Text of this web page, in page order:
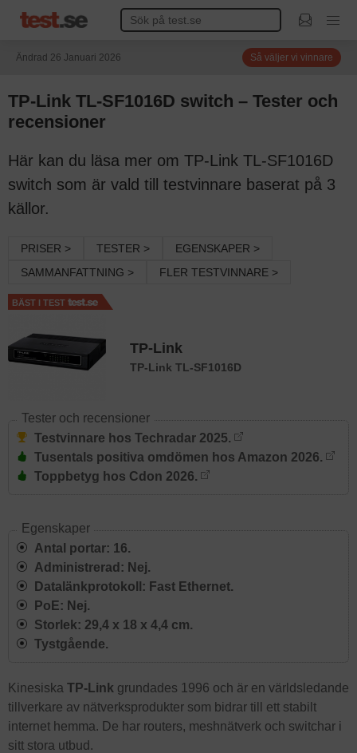
Ändrad 26 Januari 2026 Så väljer vi vinnare
TP-Link TL-SF1016D switch – Tester och
recensioner
Här kan du läsa mer om TP-Link TL-SF1016D
switch som är vald till testvinnare baserat på 3
källor.
PRISER > TESTER >
EGENSKAPER >
SAMMANFATTNING >
FLER TESTVINNARE >
BÄST I TEST
TP-Link
TP-Link TL-SF1016D
Tester och recensioner
Testvinnare hos Techradar 2025.
Tusentals positiva omdömen hos Amazon 2026.
Toppbetyg hos Cdon 2026.
Egenskaper
Antal portar: 16.
Administrerad: Nej.
Datalänkprotokoll: Fast Ethernet.
PoE: Nej.
Storlek: 29,4 x 18 x 4,4 cm.
Tystgående.
Kinesiska TP-Link grundades 1996 och är en världsledande
tillverkare av nätverksprodukter som bidrar till ett stabilt
internet hemma. De har routers, meshnätverk och switchar i
sitt stora utbud.